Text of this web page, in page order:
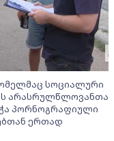
სოციალური
არასრულწლოვანთა
პორნოგრაფიული
ერთად